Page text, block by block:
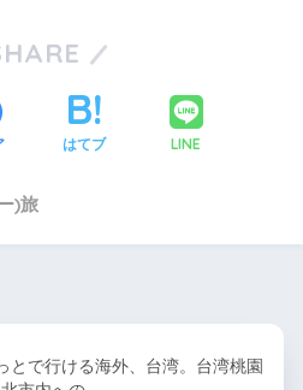
はてブ LINE
)旅
とで行ける海外、台湾。台湾桃園